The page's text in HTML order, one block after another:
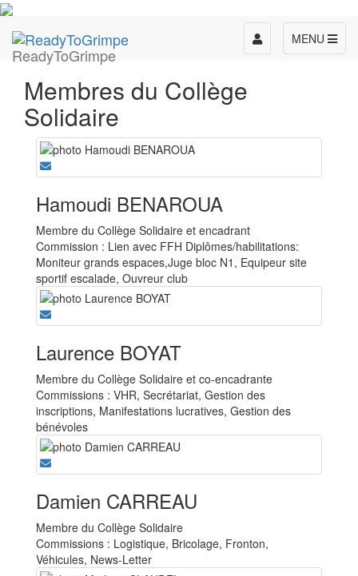
ReadyToGrimpe
MENU
Toggle
navigation
Membres du Collège
Solidaire
Hamoudi BENAROUA
Membre du Collège Solidaire et encadrant
Commission : Lien avec FFH Diplômes/habilitations:
Moniteur grands espaces,Juge bloc N1, Equipeur site
sportif escalade, Ouvreur club
Laurence BOYAT
Membre du Collège Solidaire et co-encadrante
Commissions : VHR, Secrétariat, Gestion des
inscriptions, Manifestations lucratives, Gestion des
bénévoles
Damien CARREAU
Membre du Collège Solidaire
Commissions : Logistique, Bricolage, Fronton,
Véhicules, News-Letter